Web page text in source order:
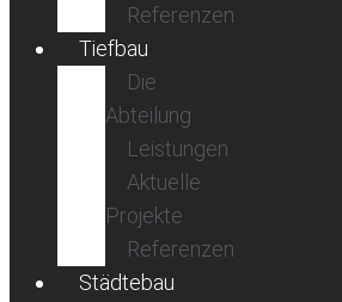
Referenzen
Tiefbau
Die
Abteilung
Leistungen
Aktuelle
Projekte
Referenzen
Städtebau